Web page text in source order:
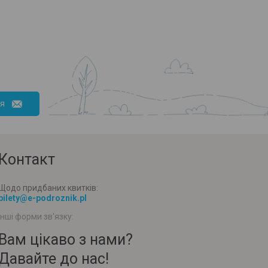
придбаних квитків:
podroznik.pl
форми зв'язку:
цікаво з нами?
до нас!